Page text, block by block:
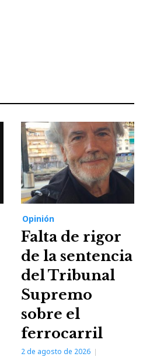
Opinión
Falta de rigor
de la sentencia
del Tribunal
Supremo
sobre el
ferrocarril
2 de agosto de 2026